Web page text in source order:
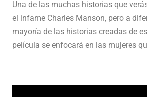
Una de las muchas historias que
el infame Charles Manson, pero a
mayoría de las historias creadas de
película se enfocará en las mujeres